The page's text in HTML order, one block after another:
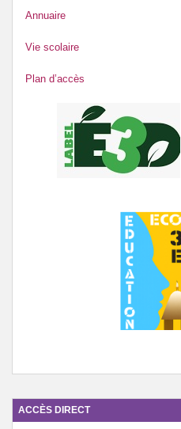
Annuaire
Vie scolaire
Plan d’accès
ACCÈS DIRECT